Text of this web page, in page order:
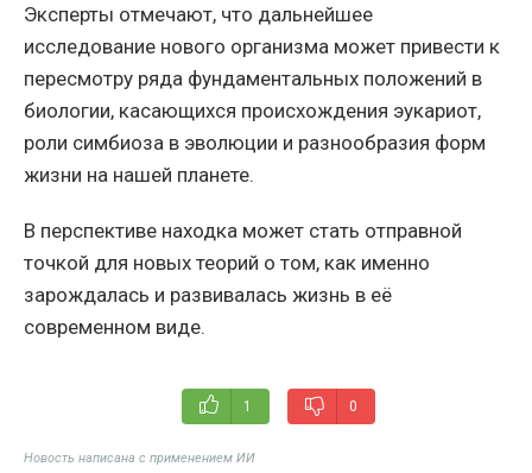
Эксперты отмечают, что дальнейшее
исследование нового организма может привести к
пересмотру ряда фундаментальных положений в
биологии, касающихся происхождения эукариот,
роли симбиоза в эволюции и разнообразия форм
жизни на нашей планете.
В перспективе находка может стать отправной
точкой для новых теорий о том, как именно
зарождалась и развивалась жизнь в её
современном виде.
1 0
Новость написана с применением ИИ